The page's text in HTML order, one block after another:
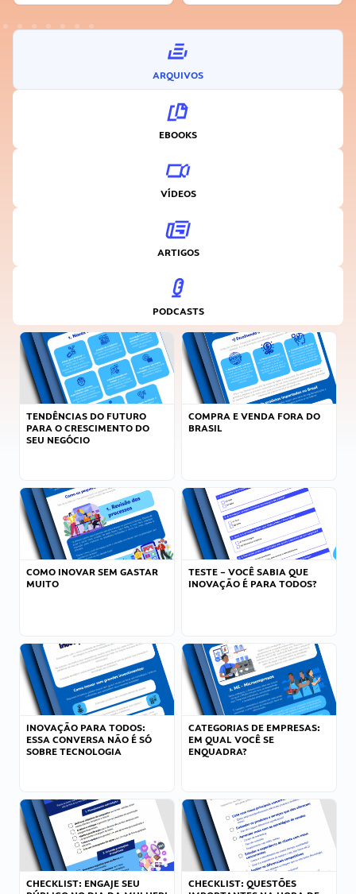
ARQUIVOS
EBOOKS
VÍDEOS
ARTIGOS
PODCASTS
TENDÊNCIAS DO FUTURO
PARA O CRESCIMENTO DO
SEU NEGÓCIO
COMPRA E VENDA FORA DO
BRASIL
COMO INOVAR SEM GASTAR
MUITO
TESTE – VOCÊ SABIA QUE
INOVAÇÃO É PARA TODOS?
INOVAÇÃO PARA TODOS:
ESSA CONVERSA NÃO É SÓ
SOBRE TECNOLOGIA
CATEGORIAS DE EMPRESAS:
EM QUAL VOCÊ SE
ENQUADRA?
CHECKLIST: ENGAJE SEU
CHECKLIST: QUESTÕES